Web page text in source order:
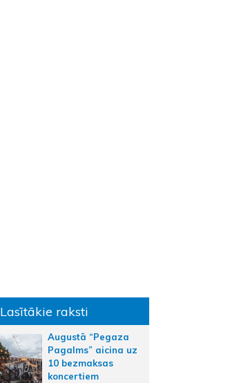
Lasītākie raksti
Augustā “Pegaza
Pagalms” aicina uz
10 bezmaksas
koncertiem